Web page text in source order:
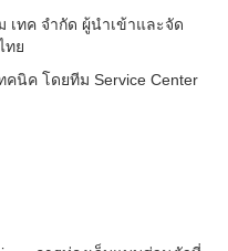
ทค จำกัด ผู้นำเข้าและจัด
ทย
คนิค โดยทีม Service Center